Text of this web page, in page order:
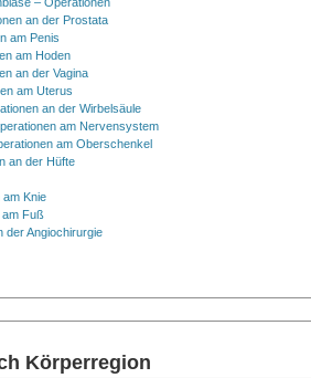
an der Prostata
am Penis
am Hoden
an der Vagina
am Uterus
an der Wirbelsäule
am Nervensystem
am Oberschenkel
an der Hüfte
am Knie
am Fuß
der Angiochirurgie
Körperregion